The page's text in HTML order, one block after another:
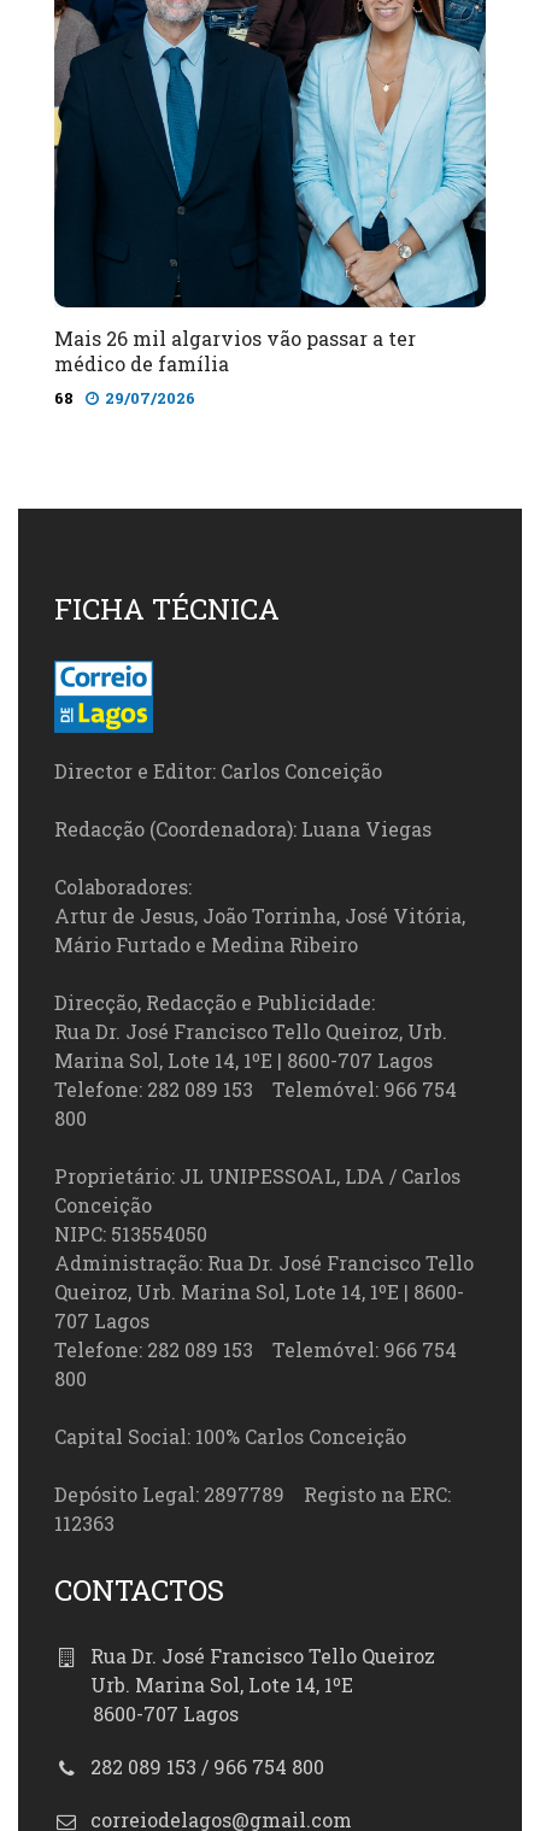
Mais 26 mil algarvios vão passar a ter
médico de família
68 29/07/2026
FICHA TÉCNICA
Director e Editor: Carlos Conceição
Redacção (Coordenadora): Luana Viegas
Colaboradores:
Artur de Jesus, João Torrinha, José Vitória,
Mário Furtado e Medina Ribeiro
Direcção, Redacção e Publicidade:
Rua Dr. José Francisco Tello Queiroz, Urb.
Marina Sol, Lote 14, 1ºE | 8600-707 Lagos
Telefone: 282 089 153 Telemóvel: 966 754
800
Proprietário: JL UNIPESSOAL, LDA / Carlos
Conceição
NIPC: 513554050
Administração: Rua Dr. José Francisco Tello
Queiroz, Urb. Marina Sol, Lote 14, 1ºE | 8600-
707 Lagos
Telefone: 282 089 153 Telemóvel: 966 754
800
Capital Social: 100% Carlos Conceição
Depósito Legal: 2897789 Registo na ERC:
112363
CONTACTOS
Rua Dr. José Francisco Tello Queiroz
Urb. Marina Sol, Lote 14, 1ºE
8600-707 Lagos
282 089 153 / 966 754 800
correiodelagos@gmail.com